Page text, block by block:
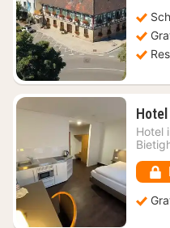
Hotel